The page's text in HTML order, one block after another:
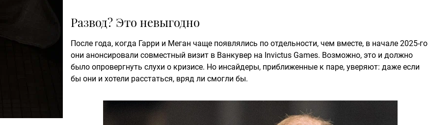
Развод? Это невыгодно
После года, когда Гарри и Меган чаще появлялись по отдельности, чем вместе, в начале 2025-го
они анонсировали совместный визит в Ванкувер на Invictus Games. Возможно, это и должно
было опровергнуть слухи о кризисе. Но инсайдеры, приближенные к паре, уверяют: даже если
бы они и хотели расстаться, вряд ли смогли бы.